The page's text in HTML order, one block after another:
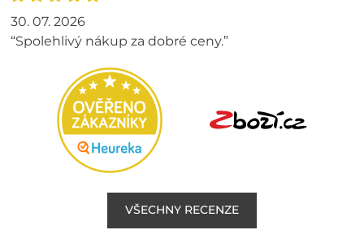
30. 07. 2026
“Spolehlivý nákup za dobré ceny.”
VŠECHNY RECENZE